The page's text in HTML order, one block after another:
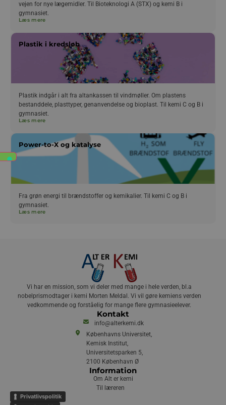
vejen for nye lægemidler. Til Bioteknologi A (STX) og kemi B i
gymnasiet.
Læs mere
Plastik i kredsløb
Plastik indgår i alt fra altankassen til vindmøller. Om plastens
bestanddele, plasttyper, genanvendelse og bioplast. Til kemi C og B i
gymnasiet.
Læs mere
Power-to-X og katalyse
Fra grøn energi til brændstoffer og kemikalier. Til kemi C og B i
gymnasiet.
Læs mere
Vi har en mission, som vi deler med mange i hele verden, bl.a
nobelprismodtager i kemi Morten Meldal. Vi vil gøre kemiens verden
vedkommende og forståelig for mange flere gymnasieelever.
Kontakt
info@alterkemi.dk
Københavns Universitet,
Kemisk Institut,
Universitetsparken 5,
2100 København Ø
Information
Om Alt er kemi
Til læreren
Privatlivspolitik